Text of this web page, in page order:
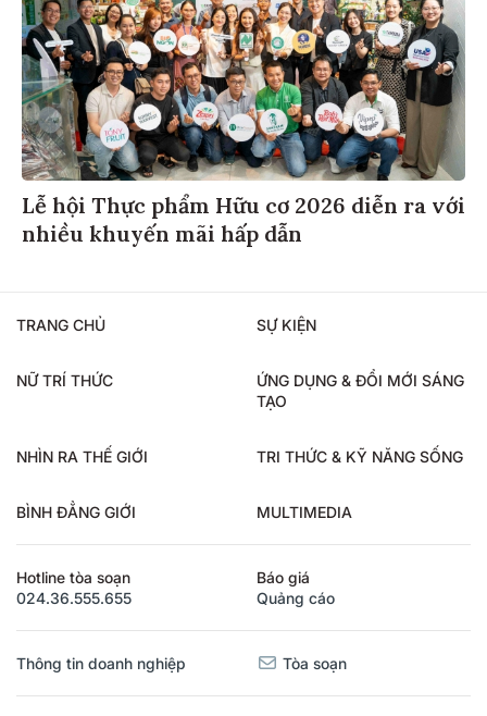
Lễ hội Thực phẩm Hữu cơ 2026 diễn ra với
nhiều khuyến mãi hấp dẫn
TRANG CHỦ SỰ KIỆN
NỮ TRÍ THỨC
ỨNG DỤNG & ĐỔI MỚI SÁNG
TẠO
NHÌN RA THẾ GIỚI TRI THỨC & KỸ NĂNG SỐNG
BÌNH ĐẲNG GIỚI MULTIMEDIA
Hotline tòa soạn
024.36.555.655
Báo giá
Quảng cáo
Thông tin doanh nghiệp Tòa soạn